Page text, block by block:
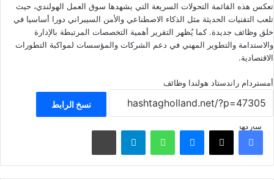
تعكس هذه القائمة التحولات السريعة التي يشهدها سوق العمل الهولندي، حيث
تلعب التقنيات الحديثة مثل الذكاء الاصطناعي والأمن السيبراني دورا أساسيا في
خلق وظائف جديدة. كما يُظهر التقرير أهمية التخصصات المرتبطة بالإدارة
والاستدامة والتطوير المهني في دعم الشركات والمؤسسات لمواكبة التطورات
الاقتصادية.
أمستردام راندستاد هولندا وظائف
نسخ الرابط
شاركهافيسبوك ‫X ماسنجر واتساب تيلقرام مشاركة عبر البريد